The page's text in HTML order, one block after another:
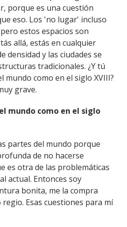
porque es una cuestión
eso. Los 'no lugar' incluso
estos espacios son
allá, estás en cualquier
densidad y las ciudades se
tradicionales. ¿Y tú
mundo como en el siglo XVIII?
grave.
mundo como en el siglo
partes del mundo porque
de no hacerse
es otra de las problemáticas
actual. Entonces soy
bonita, me la compra
regio. Esas cuestiones para mí